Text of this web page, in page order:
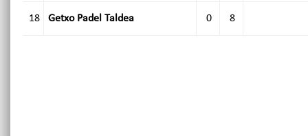
18 Getxo Padel Taldea 0 8